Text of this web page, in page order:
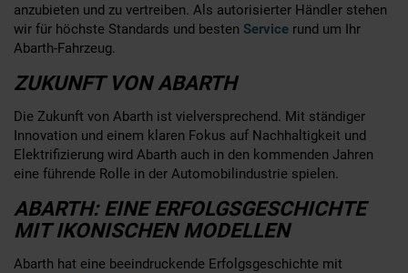
anzubieten und zu vertreiben. Als autorisierter Händler stehen
wir für höchste Standards und besten Service rund um Ihr
Abarth-Fahrzeug.
ZUKUNFT VON ABARTH
Die Zukunft von Abarth ist vielversprechend. Mit ständiger
Innovation und einem klaren Fokus auf Nachhaltigkeit und
Elektrifizierung wird Abarth auch in den kommenden Jahren
eine führende Rolle in der Automobilindustrie spielen.
ABARTH: EINE ERFOLGSGESCHICHTE
MIT IKONISCHEN MODELLEN
Abarth hat eine beeindruckende Erfolgsgeschichte mit